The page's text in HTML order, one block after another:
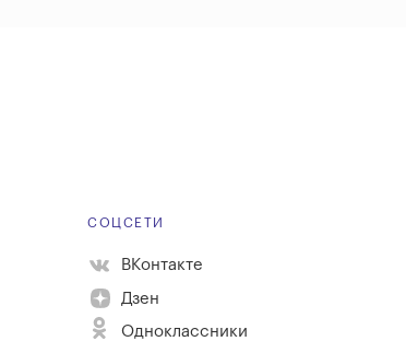
СОЦСЕТИ
ВКонтакте
Дзен
Одноклассники